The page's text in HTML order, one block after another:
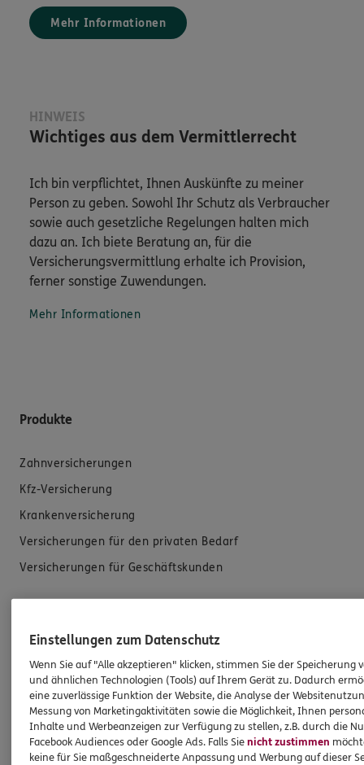
Mehr Informationen
HINWEIS
Wichtiges aus dem Vermittlerrecht
Ich bin verpflichtet, Ihnen Auskünfte zu meiner
Person zu geben. Sowohl Ihr Schutz als Verbraucher
sowie auch gesetzliche Regelungen halten mich
dazu an. Ich biete Beratung an, für die
Versicherungsvermittlung erhalte ich Provision,
ferner sonstige Zuwendungen.
Mehr Informationen
Produkte
Zahnversicherungen
Kfz-Versicherung
Krankenversicherung
Versicherungen für den privaten Bedarf
Versicherungen für Geschäftskunden
E-Mail schreiben
Schaden melden
Erstkontaktinformationen
EU-Offenlegungsvereinbarung
Datenverarbeitung
Einstellungen zum Datenschutz
Wenn Sie auf "Alle akzeptieren" klicken, stimmen Sie der Speicherung
und ähnlichen Technologien (Tools) auf Ihrem Gerät zu. Dadurch
eine zuverlässige Funktion der Website, die Analyse der
Messung von Marketingaktivitäten sowie die Möglichkeit, Ihnen
Inhalte und Werbeanzeigen zur Verfügung zu stellen, z.B. durch die
Facebook Audiences oder Google Ads. Falls Sienicht zustimmen
keine für Sie maßgeschneiderte Anpassung und Werbung auf dieser